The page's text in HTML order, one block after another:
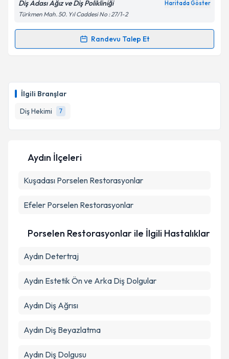
İlgili Branşlar
Diş Hekimi
7
Kişisel verilerimin işlenmesine ilişkin
Metni'ni okudum ve kişisel verilerimin belirtilen
Diş Adası Ağız ve Diş Polikliniği Haritada Göster
Türkmen Mah. 50. Yıl Caddesi No : 27/1-2
Randevu Talep Et
Randevu Takvimi Talebi
için bir takvim hazırlandığında e-posta ile
bilgilendireceğiz.
E-posta Adresiniz
Kişisel verilerimin işlenmesine ilişkin
kapsamda işlenmesini kabul ediyorum.
Takvim Talebini Gönder
Aydın İlçeleri
Kuşadası Porselen Restorasyonlar
Efeler Porselen Restorasyonlar
Porselen Restorasyonlar ile İlgili Hastalıklar
Aydın Detertraj
Aydın Estetik Ön ve Arka Diş Dolgular
Aydın Diş Ağrısı
Aydın Diş Beyazlatma
Aydın Diş Dolgusu